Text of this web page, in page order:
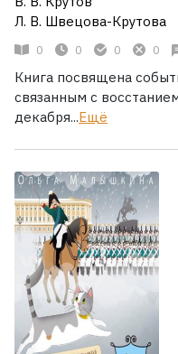
Л. В. Швецова-Крутова
0 0 0 0
Книга посвящена
связанным с
декабря...Ещё